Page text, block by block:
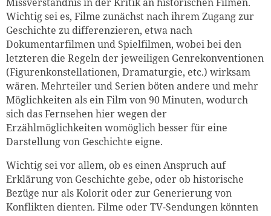
Wichtig sei es, Filme zunächst nach ihrem Zugang zur
Geschichte zu differenzieren, etwa nach
Dokumentarfilmen und Spielfilmen, wobei bei den
letzteren die Regeln der jeweiligen Genrekonventionen
(Figurenkonstellationen, Dramaturgie, etc.) wirksam
wären. Mehrteiler und Serien böten andere und mehr
Möglichkeiten als ein Film von 90 Minuten, wodurch
sich das Fernsehen hier wegen der
Erzählmöglichkeiten womöglich besser für eine
Darstellung von Geschichte eigne.
Wichtig sei vor allem, ob es einen Anspruch auf
Erklärung von Geschichte gebe, oder ob historische
Bezüge nur als Kolorit oder zur Generierung von
Konflikten dienten. Filme oder TV-Sendungen könnten